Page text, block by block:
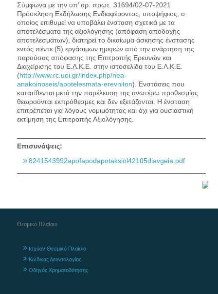
Σύμφωνα με την υπ’ αρ. πρωτ. 31694/02-07-2021
Πρόσκληση Εκδήλωσης Ενδιαφέροντος, υποψήφιος, ο
οποίος επιθυμεί να υποβάλει ένσταση σχετικά με τα
αποτελέσματα της αξιολόγησης (απόφαση αποδοχής
αποτελεσμάτων), διατηρεί το δικαίωμα άσκησης ένστασης
εντός πέντε (5) εργάσιμων ημερών από την ανάρτηση της
παρούσας απόφασης της Επιτροπής Ερευνών και
Διαχείρισης του Ε.Λ.Κ.Ε. στην ιστοσελίδα του Ε.Λ.Κ.Ε.
(http://www.rc.uoi.gr/index.php/nea-
anakoinoseis/apotelesmata-erevniton). Ενστάσεις που
κατατίθενται μετά την παρέλευση της ανωτέρω προθεσμίας
θεωρούνται εκπρόθεσμες και δεν εξετάζονται. Η ένσταση
επιτρέπεται για λόγους νομιμότητας και όχι για ουσιαστική
εκτίμηση της Επιτροπής Αξιολόγησης.
Επισυνάψεις:
8241543992apofapodapotaksiol42105diavgeia.pdf
Θεσμικό Πλαίσιο
Ισχύον Θεσμικό Πλαίσιο
Κώδικας Δεοντολογίας
Οδηγός Χρηματοδότησης